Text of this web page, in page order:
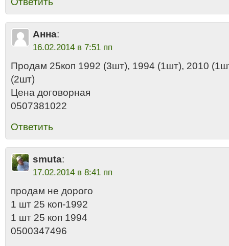
Анна:
16.02.2014 в 7:51 пп
Продам 25коп 1992 (3шт), 1994 (1шт), 2010
(2шт)
Цена договорная
0507381022
Ответить
smuta:
17.02.2014 в 8:41 пп
продам не дорого
1 шт 25 коп-1992
1 шт 25 коп 1994
0500347496